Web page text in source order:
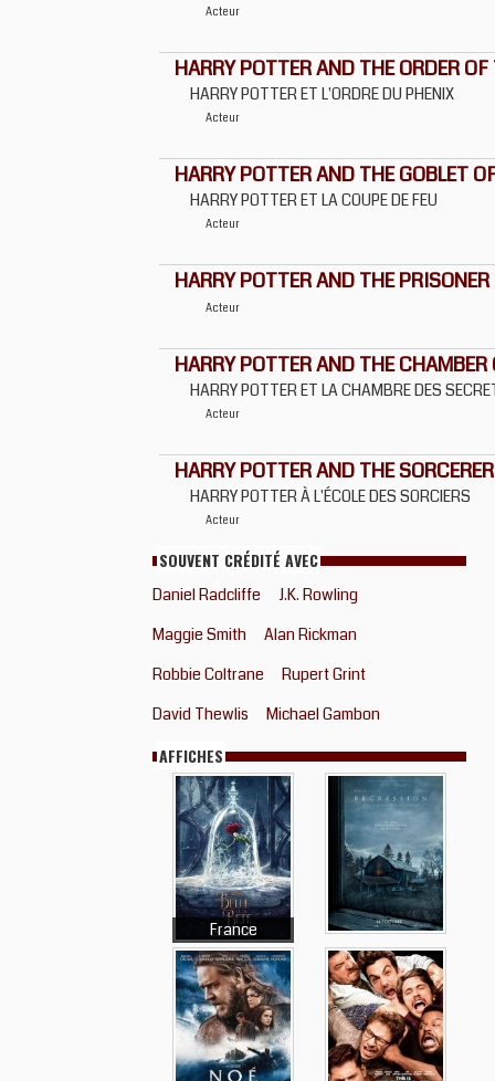
Acteur
HARRY POTTER AND THE ORDER
HARRY POTTER ET L'ORDRE DU PHENIX
Acteur
HARRY POTTER AND THE GOBLET
HARRY POTTER ET LA COUPE DE FEU
Acteur
HARRY POTTER AND THE
Acteur
HARRY POTTER AND THE CHAMBER
HARRY POTTER ET LA CHAMBRE DES
Acteur
HARRY POTTER AND THE
HARRY POTTER À L'ÉCOLE DES SORCIERS
Acteur
SOUVENT CRÉDITÉ AVEC
Daniel Radcliffe
J.K. Rowling
Maggie Smith
Alan Rickman
Robbie Coltrane
Rupert Grint
David Thewlis
Michael Gambon
AFFICHES
France